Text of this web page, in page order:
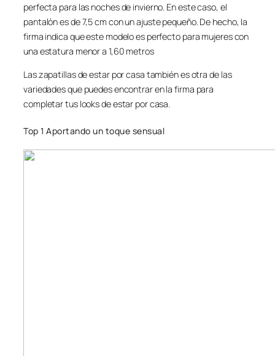
perfecta para las noches de invierno. En este caso, el
pantalón es de 7,5 cm con un ajuste pequeño. De hecho, la
firma indica que este modelo es perfecto para mujeres con
una estatura menor a 1,60 metros
Las zapatillas de estar por casa también es otra de las
variedades que puedes encontrar en la firma para
completar tus looks de estar por casa.
Top 1 Aportando un toque sensual